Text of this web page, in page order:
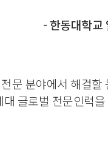
- 한동대학교
문 분야에서 해결할
글로벌 전문인력